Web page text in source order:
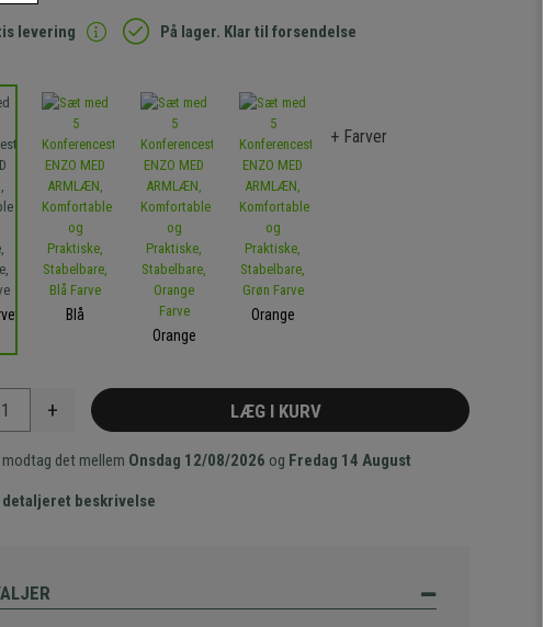
levering På lager. Klar til forsendelse
Blå
Orange
Orange
+ Farver
+ LÆG I KURV
det mellem Onsdag 12/08/2026 og Fredag 14 August
beskrivelse